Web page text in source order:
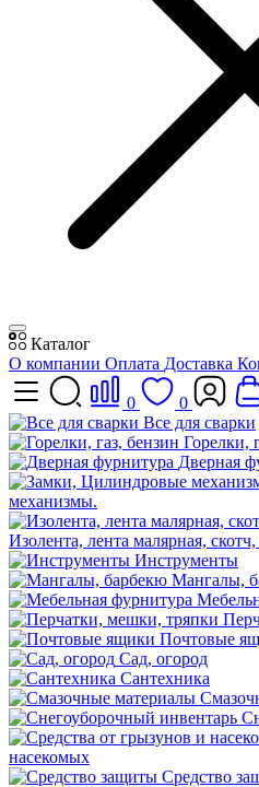
Каталог
О компании Оплата Доставка
0 0
Все для сварки
Горелки,
Дверная
механизмы.
Изолента, лента малярная,
Инструменты
Мангалы,
Почтовые
Сад, огород
Сантехника
насекомых
Средство